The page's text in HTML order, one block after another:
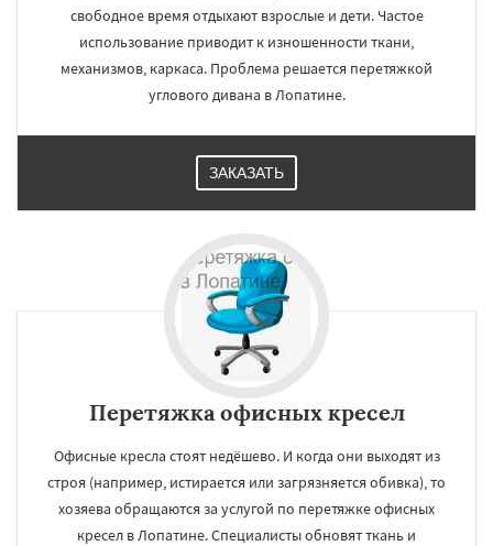
свободное время отдыхают взрослые и дети. Частое
использование приводит к изношенности ткани,
механизмов, каркаса. Проблема решается перетяжкой
углового дивана в Лопатине.
ЗАКАЗАТЬ
Перетяжка офисных кресел
Офисные кресла стоят недёшево. И когда они выходят из
строя (например, истирается или загрязняется обивка), то
хозяева обращаются за услугой по перетяжке офисных
кресел в Лопатине. Специалисты обновят ткань и